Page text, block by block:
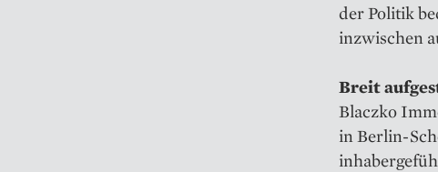
der Politik
inzwischen
Breit
Blaczko
in Berlin-